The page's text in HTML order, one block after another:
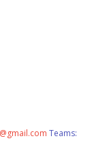
Teams: